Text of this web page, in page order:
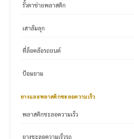
รั้วตาข่ายพลาสติก
เสาล้มลุก
ที่ล็อคล้อรถยนต์
ป้อมยาม
ยางและพลาสติกชะลอความเร็ว
พลาสติกชะลอความเร็ว
ยางชะลอความเร็วรถ